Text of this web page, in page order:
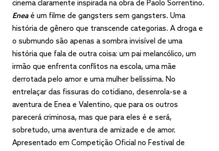
cinema claramente inspirada na obra de Paolo Sorrentino.
Enea é um filme de gangsters sem gangsters. Uma
história de gênero que transcende categorias. A droga e
o submundo são apenas a sombra invisível de uma
história que fala de outra coisa: um pai melancólico, um
irmão que enfrenta conflitos na escola, uma mãe
derrotada pelo amor e uma mulher belíssima. No
entrelaçar das fissuras do cotidiano, desenrola-se a
aventura de Enea e Valentino, que para os outros
parecerá criminosa, mas que para eles é e será,
sobretudo, uma aventura de amizade e de amor.
Apresentado em Competição Oficial no Festival de